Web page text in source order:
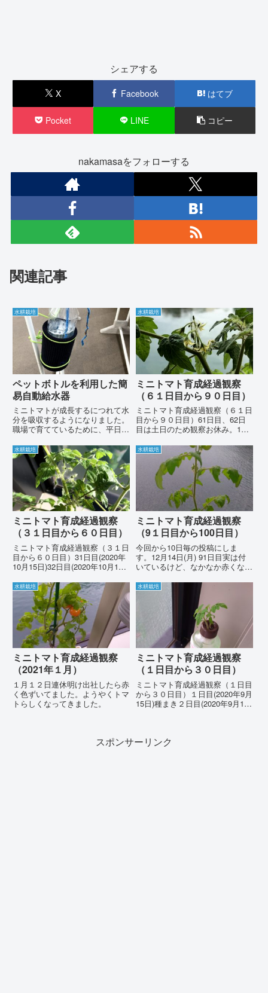
シェアする
X Facebook はてブ
Pocket LINE コピー
nakamasaをフォローする
関連記事
水耕栽培
ペットボトルを利用した簡
易自動給水器
ミニトマトが成長するにつれて水
分を吸収するようになりました。
職場で育てているために、平日は
水やりが出来ません。そこで、
２、３日間の水やりが出来ない場
合も自動で水やり出来る給水器を
作成しました。ペットボトル自動
給...
水耕栽培
ミニトマト育成経過観察
（６１日目から９０日目）
ミニトマト育成経過観察（６１日
目から９０日目）61日目、62日
目は土日のため観察お休み。11
ました。ようやく花が咲きまし
た。 11月17日（64日目）どんど
ん花が咲いてます。 11月18日
（65日目）次々と...
水耕栽培
ミニトマト育成経過観察
（３１日目から６０日目）
ミニトマト育成経過観察（３１日
目から６０日目）31日目(2020年
10月15日)32日目(2020年10月16
りをして帰ります。35日目(2020
年10月19日)週明け月曜日。大き
くなっていますね。36日目(2...
水耕栽培
ミニトマト育成経過観察
（9１日目から100日目）
今回から10日毎の投稿にしま
す。12月14日(月) 91日目実は付
いているけど、なかなか赤くなり
トマトは、ようやく花が咲き始め
ました。12月15日(火) 92日目12
月16日(水) 93日目 12月17日
水耕栽培
ミニトマト育成経過観察
（2021年１月）
１月１２日連休明け出社したら赤
く色ずいてました。ようやくトマ
トらしくなってきました。
水耕栽培
ミニトマト育成経過観察
（１日目から３０日目）
ミニトマト育成経過観察（１日目
から３０日目）１日目(2020年9月
15日)種まき２日目(2020年9月16
19日)観察休み６日目(2020...
スポンサーリンク